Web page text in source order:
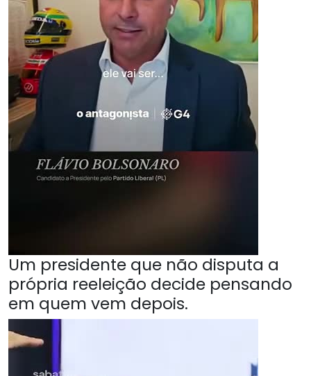
Um presidente que não disputa a
própria reeleição decide pensando
em quem vem depois.